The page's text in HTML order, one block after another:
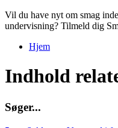
Vil du have nyt om smag
undervisning? Tilmeld dig
Hjem
Indhold
Søger...